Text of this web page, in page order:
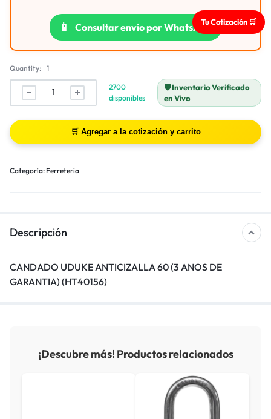
📱 Consultar envío por WhatsApp
Quantity: 1
2700
disponibles
🛡️ Inventario Verificado
en Vivo
Categoría: Ferreteria
Descripción
CANDADO UDUKE ANTICIZALLA 60 (3 ANOS DE
GARANTIA) (HT40156)
¡Descubre más! Productos relacionados
Tu Cotización 🛒